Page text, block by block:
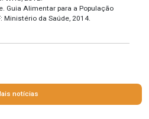
Guia Alimentar para a População
Ministério da Saúde, 2014.
notícias